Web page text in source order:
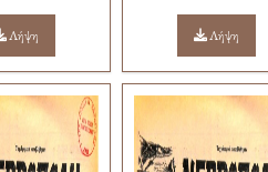
Λήψη Λήψη